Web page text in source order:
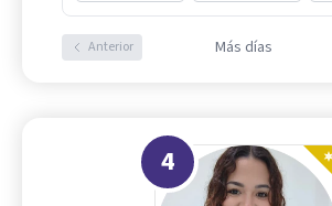
Anterior Más días
4